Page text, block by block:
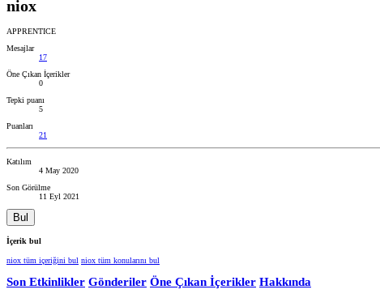
niox
APPRENTICE
Mesajlar
17
Öne Çıkan İçerikler
0
Tepki puanı
5
Puanları
21
Katılım
4 May 2020
Son Görülme
11 Eyl 2021
Bul
İçerik bul
niox tüm içeriğini bul niox tüm konularını bul
Son Etkinlikler Gönderiler Öne Çıkan İçerikler Hakkında